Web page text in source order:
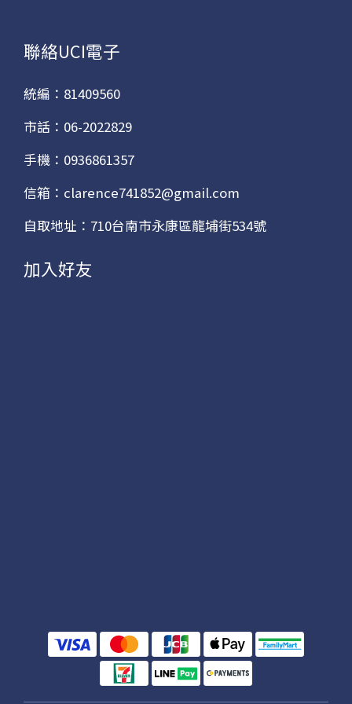
聯絡UCI電子
統編：81409560
市話：06-2022829
手機：0936861357
信箱：clarence741852@gmail.com
自取地址：710台南市永康區龍埔街534號
加入好友